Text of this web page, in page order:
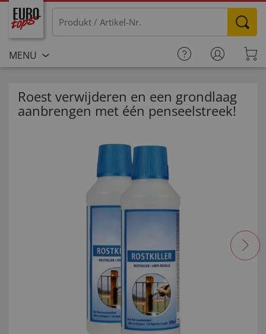
MENU
Roest verwijderen en een grondlaag
aanbrengen met één penseelstreek!